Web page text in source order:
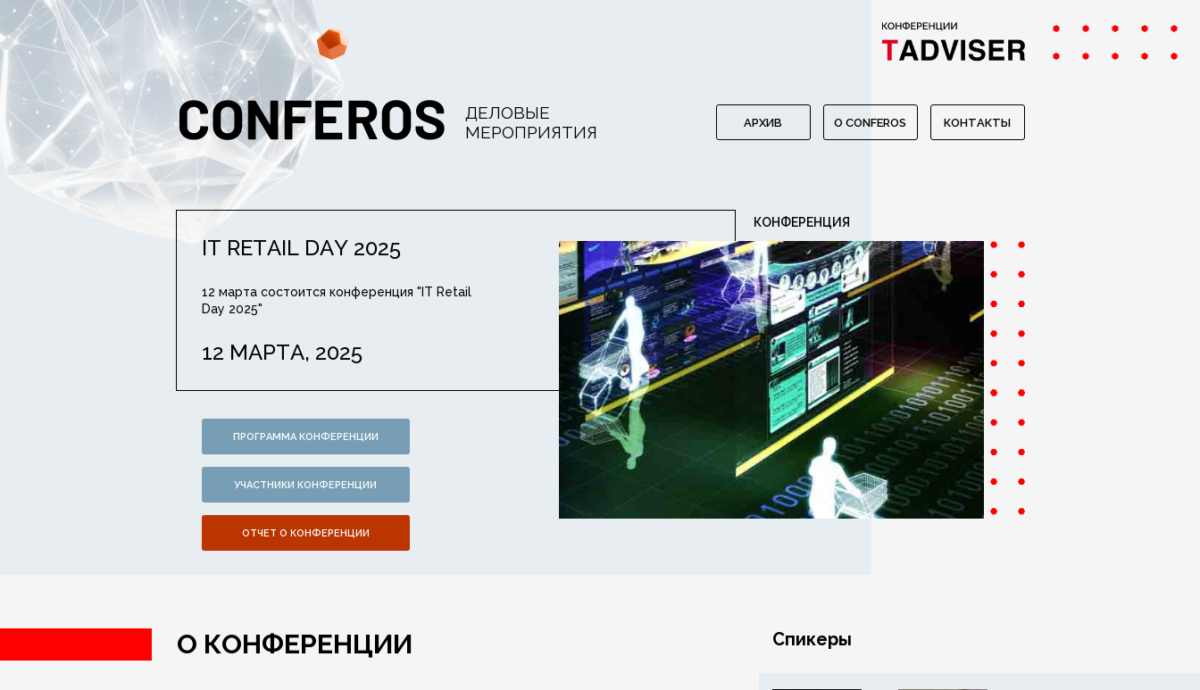
ДЕЛОВЫЕ
МЕРОПРИЯТИЯ
АРХИВ O CONFEROS КОНТАКТЫ
IT RETAIL DAY 2025
12 марта состоится конференция "IT Retail
Day 2025"
12 МАРТА, 2025
КОНФЕРЕНЦИЯ
ПРОГРАММА КОНФЕРЕНЦИИ
УЧАСТНИКИ КОНФЕРЕНЦИИ
ОТЧЕТ О КОНФЕРЕНЦИИ
О КОНФЕРЕНЦИИ Спикеры